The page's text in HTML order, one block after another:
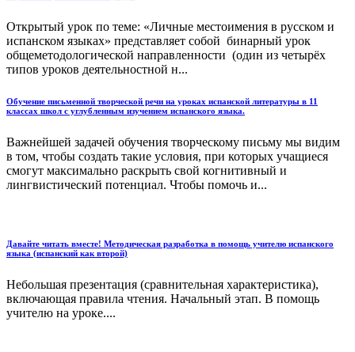
Открытый урок по теме: «Личные местоимения в русском и
испанском языках» представляет собой бинарный урок
общеметодологической направленности (один из четырёх
типов уроков деятельностной н...
Обучение письменной творческой речи на уроках испанской литературы в 11
классах школ с углубленным изучением испанского языка.
Важнейшей задачей обучения творческому письму мы видим
в том, чтобы создать такие условия, при которых учащиеся
смогут максимально раскрыть свой когнитивный и
лингвистический потенциал. Чтобы помочь и...
Давайте читать вместе! Методическая разработка в помощь учителю испанского
языка (испанский как второй)
Небольшая презентация (сравнительная характеристика),
включающая правила чтения. Начальный этап. В помощь
учителю на уроке....